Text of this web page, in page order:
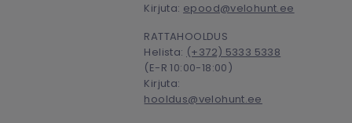
Kirjuta: epood@velohunt.ee
RATTAHOOLDUS
Helista: (+372) 5333 5338
(E-R 10:00-18:00)
Kirjuta:
hooldus@velohunt.ee